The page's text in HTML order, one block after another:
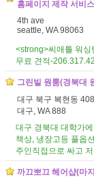
홈페이지 제작 서비
4th ave
seattle, WA 98063
<strong>씨애틀 워싱
무료 견적-
그린빌 원룸(경북대
대구 북구 복현동
대구, WA 888
대구 경북대 대학가
책상, 냉장고등 풀옵
주인직접으로 싸고
까끄뽀끄 헤어샵(마